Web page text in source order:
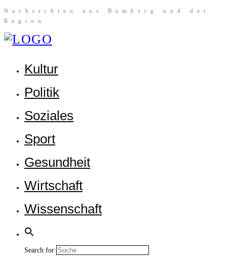
Nach­rich­ten aus Bam­berg und der
Region
Kul­tur
Poli­tik
Sozia­les
Sport
Gesund­heit
Wirt­schaft
Wis­sen­schaft
Search for: